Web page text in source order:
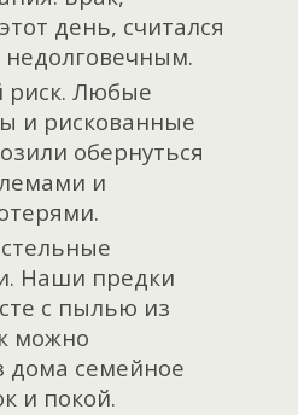
день, считался
риск. Любые
и рискованные
обернуться
и
Наши предки
с пылью из
можно
дома семейное
и покой.